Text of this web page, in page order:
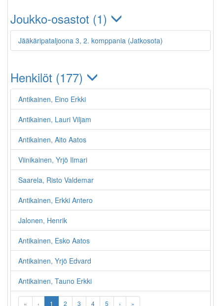
Joukko-osastot (1)
Jääkäripataljoona 3, 2. komppania (Jatkosota)
Henkilöt (177)
Antikainen, Eino Erkki
Antikainen, Lauri Viljam
Antikainen, Aito Aatos
Viinikainen, Yrjö Ilmari
Saarela, Risto Valdemar
Antikainen, Erkki Antero
Jalonen, Henrik
Antikainen, Esko Aatos
Antikainen, Yrjö Edvard
Antikainen, Tauno Erkki
« ‹ 1 2 3 4 5 › »